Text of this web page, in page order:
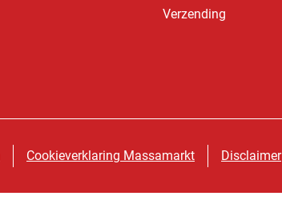
Verzending
Cookieverklaring Massamarkt Disclaimer